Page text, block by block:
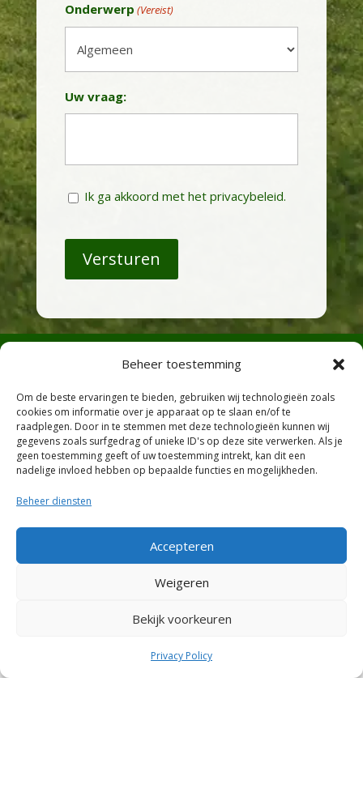
Beheer toestemming
Om de beste ervaringen te bieden, gebruiken wij technologieën zoals
cookies om informatie over je apparaat op te slaan en/of te
raadplegen. Door in te stemmen met deze technologieën kunnen wij
gegevens zoals surfgedrag of unieke ID's op deze site verwerken. Als je
geen toestemming geeft of uw toestemming intrekt, kan dit een
nadelige invloed hebben op bepaalde functies en mogelijkheden.
Beheer diensten
Accepteren
Weigeren
Bekijk voorkeuren
Privacy Policy
Onderwerp (Vereist)
Uw vraag:
Instemming
Ik ga akkoord met het privacybeleid.
Algemene voorwaarden
Ruilen en retourneren
Privacy and Policy
Garantie en Klachten